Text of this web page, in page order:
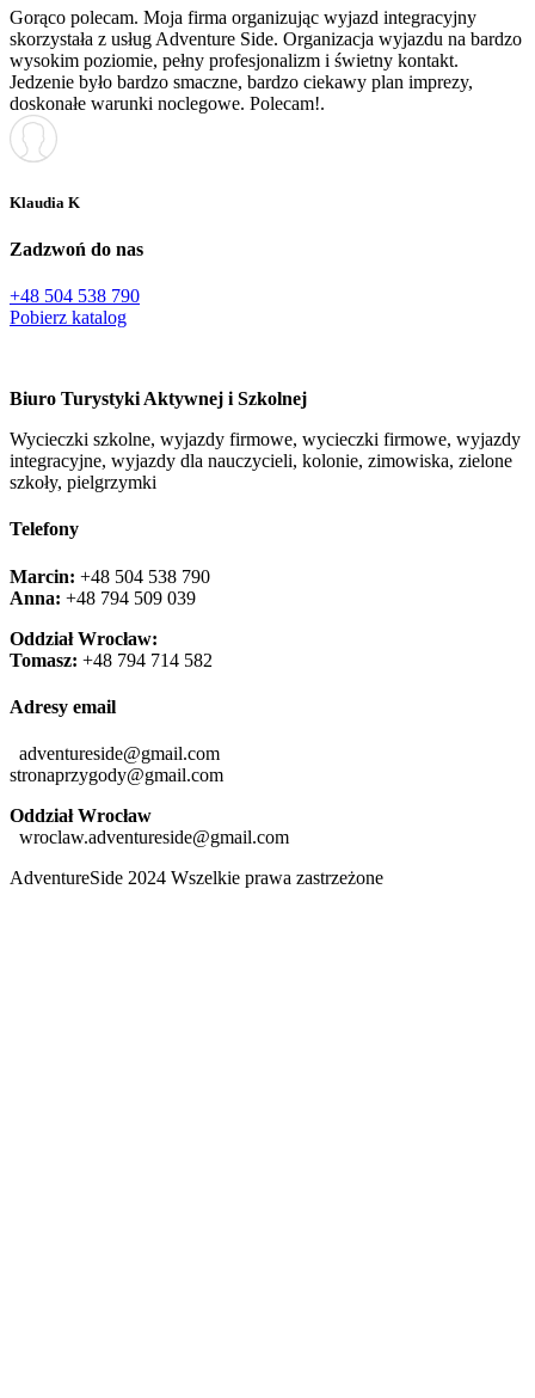
Gorąco polecam. Moja firma organizując wyjazd integracyjny
skorzystała z usług Adventure Side. Organizacja wyjazdu na bardzo
wysokim poziomie, pełny profesjonalizm i świetny kontakt.
Jedzenie było bardzo smaczne, bardzo ciekawy plan imprezy,
doskonałe warunki noclegowe. Polecam!.
Klaudia K
Zadzwoń do nas
+48 504 538 790
Pobierz katalog
Biuro Turystyki Aktywnej i Szkolnej
Wycieczki szkolne, wyjazdy firmowe, wycieczki firmowe, wyjazdy
integracyjne, wyjazdy dla nauczycieli, kolonie, zimowiska, zielone
szkoły, pielgrzymki
Telefony
Marcin: +48 504 538 790
Anna: +48 ‭794 509 039‬
Oddział Wrocław:
Tomasz: +48 794 714 582
Adresy email
adventureside@gmail.com
stronaprzygody@gmail.com
Oddział Wrocław
wroclaw.adventureside@gmail.com
AdventureSide 2024 Wszelkie prawa zastrzeżone